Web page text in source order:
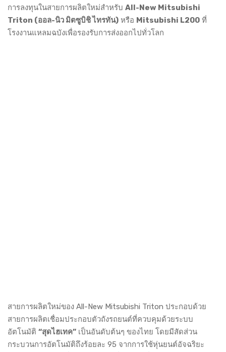
การลงทุนในสายการผลิตใหม่สำหรับ All-New Mitsubishi
Triton (ออล-นิว มิตซูบิชิ ไทรทัน) หรือ Mitsubishi L200 ที่
โรงงานแหลมฉบังเพื่อรองรับการส่งออกไปทั่วโลก
สายการผลิตใหม่ของ All-New Mitsubishi Triton ประกอบด้วย
สายการผลิตเชื่อมประกอบตัวถังรถยนต์ที่ควบคุมด้วยระบบ
อัตโนมัติ “สุดไฮเทค” เป็นอันดับต้นๆ ของไทย โดยมีสัดส่วน
กระบวนการอัตโนมัติถึงร้อยละ 95 จากการใช้หุ่นยนต์อัจฉริยะ